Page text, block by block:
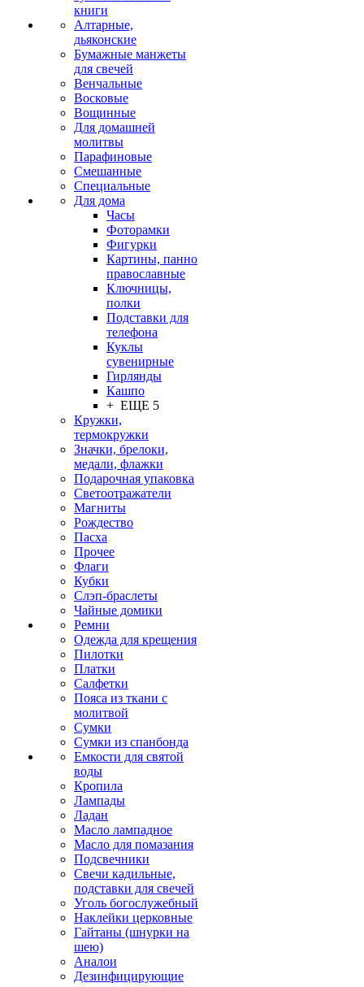
книги
Алтарные,
дьяконские
Бумажные манжеты
для свечей
Венчальные
Восковые
Вощинные
Для домашней
молитвы
Парафиновые
Смешанные
Специальные
Для дома
Часы
Фоторамки
Фигурки
Картины, панно
православные
Ключницы,
полки
Подставки для
телефона
Куклы
сувенирные
Гирлянды
Кашпо
+ ЕЩЕ 5
Кружки,
термокружки
Значки, брелоки,
медали, флажки
Подарочная упаковка
Светоотражатели
Магниты
Рождество
Пасха
Прочее
Флаги
Кубки
Слэп-браслеты
Чайные домики
Ремни
Одежда для крещения
Пилотки
Платки
Салфетки
Пояса из ткани с
молитвой
Сумки
Сумки из спанбонда
Емкости для святой
воды
Кропила
Лампады
Ладан
Масло лампадное
Масло для помазания
Подсвечники
Свечи кадильные,
подставки для свечей
Уголь богослужебный
Наклейки церковные
Гайтаны (шнурки на
шею)
Аналои
Дезинфицирующие